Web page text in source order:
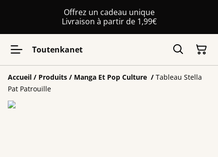
Offrez un cadeau unique
Livraison à partir de 1,99€
Toutenkanet
Accueil / Produits / Manga Et Pop Culture / Tableau Stella
Pat Patrouille